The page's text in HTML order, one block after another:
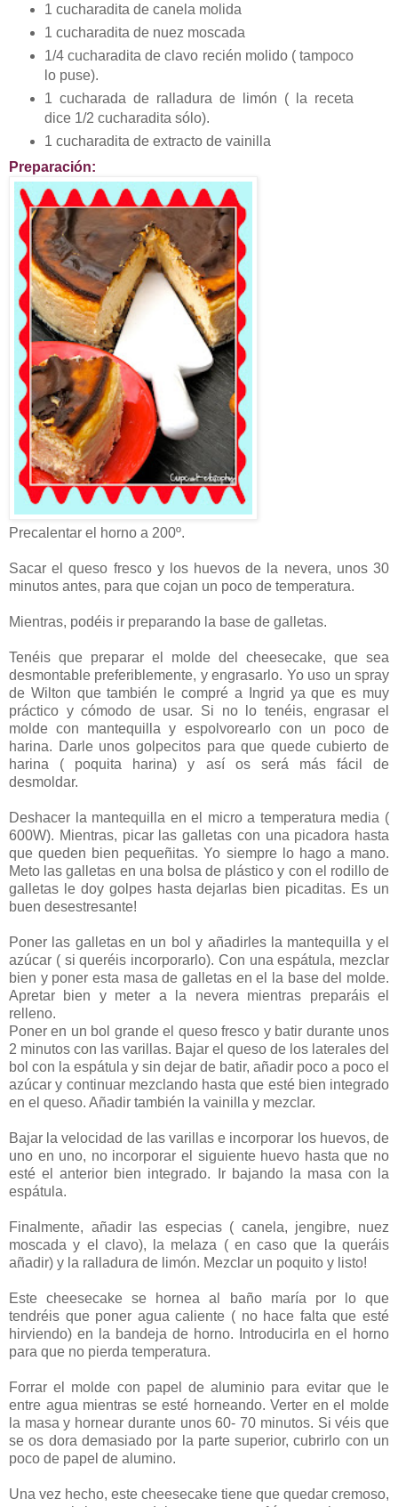
1 cucharadita de canela molida
1 cucharadita de nuez moscada
1/4 cucharadita de clavo recién molido ( tampoco
lo puse).
1 cucharada de ralladura de limón ( la receta
dice 1/2 cucharadita sólo).
1 cucharadita de extracto de vainilla
Preparación:
Precalentar el horno a 200º.
Sacar el queso fresco y los huevos de la nevera, unos 30
minutos antes, para que cojan un poco de temperatura.
Mientras, podéis ir preparando la base de galletas.
Tenéis que preparar el molde del cheesecake, que sea
desmontable preferiblemente, y engrasarlo. Yo uso un spray
de Wilton que también le compré a Ingrid ya que es muy
práctico y cómodo de usar. Si no lo tenéis, engrasar el
molde con mantequilla y espolvorearlo con un poco de
harina. Darle unos golpecitos para que quede cubierto de
harina ( poquita harina) y así os será más fácil de
desmoldar.
Deshacer la mantequilla en el micro a temperatura media (
600W). Mientras, picar las galletas con una picadora hasta
que queden bien pequeñitas. Yo siempre lo hago a mano.
Meto las galletas en una bolsa de plástico y con el rodillo de
galletas le doy golpes hasta dejarlas bien picaditas. Es un
buen desestresante!
Poner las galletas en un bol y añadirles la mantequilla y el
azúcar ( si queréis incorporarlo). Con una espátula, mezclar
bien y poner esta masa de galletas en el la base del molde.
Apretar bien y meter a la nevera mientras preparáis el
relleno.
Poner en un bol grande el queso fresco y batir durante unos
2 minutos con las varillas. Bajar el queso de los laterales del
bol con la espátula y sin dejar de batir, añadir poco a poco el
azúcar y continuar mezclando hasta que esté bien integrado
en el queso. Añadir también la vainilla y mezclar.
Bajar la velocidad de las varillas e incorporar los huevos, de
uno en uno, no incorporar el siguiente huevo hasta que no
esté el anterior bien integrado. Ir bajando la masa con la
espátula.
Finalmente, añadir las especias ( canela, jengibre, nuez
moscada y el clavo), la melaza ( en caso que la queráis
añadir) y la ralladura de limón. Mezclar un poquito y listo!
Este cheesecake se hornea al baño maría por lo que
tendréis que poner agua caliente ( no hace falta que esté
hirviendo) en la bandeja de horno. Introducirla en el horno
para que no pierda temperatura.
Forrar el molde con papel de aluminio para evitar que le
entre agua mientras se esté horneando. Verter en el molde
la masa y hornear durante unos 60- 70 minutos. Si véis que
se os dora demasiado por la parte superior, cubrirlo con un
poco de papel de alumino.
Una vez hecho, este cheesecake tiene que quedar cremoso,